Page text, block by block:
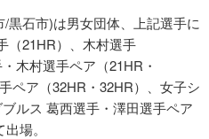
黒石市)は男女団体、上記選手に
（21HR）、木村選手
木村選手ペア（21HR・
ペア（32HR・32HR）、女子シ
ルス 葛西選手・澤田選手ペア
場。